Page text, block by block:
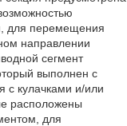
для перемещения
направлении
сегмент
выполнен с
с кулачками и/или
расположены
для